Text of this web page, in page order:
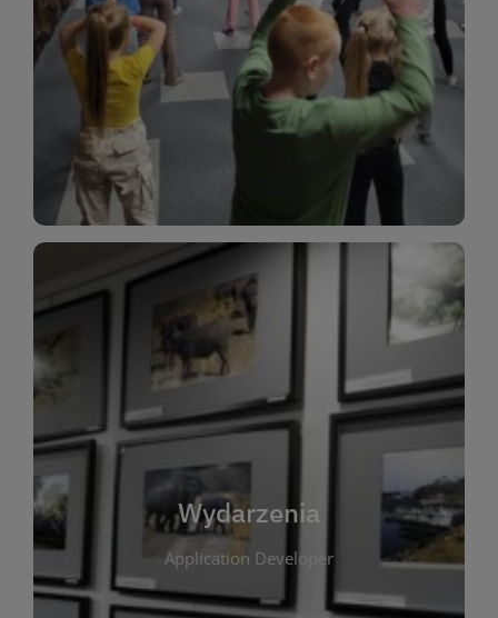
Dla Dzieci
To miejsce stworzone z myślą o najmłodszych
czytelnikach i ich rodzicach. Znajdziesz tu
informacje o zajęciach edukacyjnych, konkursach
Wydarzenia
Application Developer
Wydarzenia
W tej zakładce publikujemy informacje o
wszystkich wydarzeniach organizowanych przez
bibliotekę. Znajdziesz tu zapowiedzi spotkań
autorskich, warsztatów, prelekcji i zajęć
tematycznych dla różnych grup wiekowych. Każde
wydarzenie ma na celu promowanie kultury
czytelniczej oraz integrację społeczności lokalnej.
Dzięki kalendarzowi wydarzeń możesz łatwo